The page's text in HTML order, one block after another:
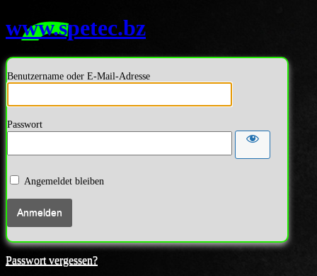
www.spetec.bz
Benutzername oder E-Mail-Adresse
Passwort
Angemeldet bleiben
Passwort vergessen?